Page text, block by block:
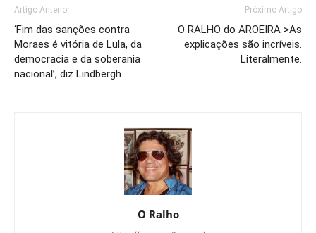
Artigo Anterior
‘Fim das sanções contra
Moraes é vitória de Lula, da
democracia e da soberania
nacional’, diz Lindbergh
Próximo Artigo
O RALHO do AROEIRA >As
explicações são incríveis.
Literalmente.
O Ralho